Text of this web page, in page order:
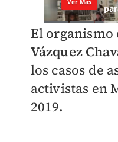
El organismo
Vázquez
los casos de
activistas en
2019.